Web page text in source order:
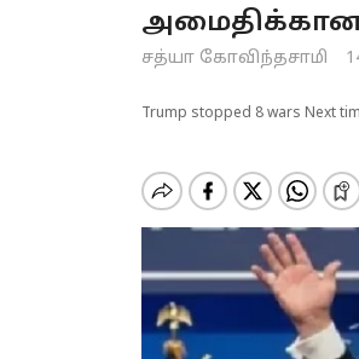
அமைதிக்கான
சத்யா கோவிந்தசாமி
Trump stopped 8 wars Next